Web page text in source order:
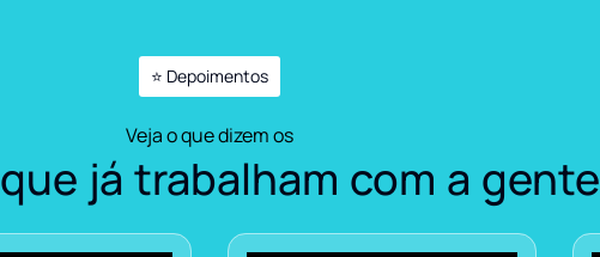
⭐ Depoimentos
Veja o que dizem os
que já trabalham com a gente